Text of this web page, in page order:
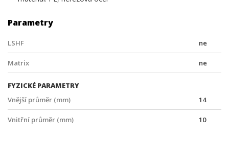
Parametry
LSHF ne
Matrix ne
FYZICKÉ PARAMETRY
Vnější průměr (mm)
14
Vnitřní průměr (mm) 10